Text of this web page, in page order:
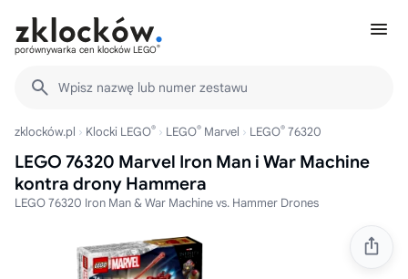
porównywarka cen klocków LEGO®
Wpisz nazwę lub numer zestawu
zklocków.pl Klocki LEGO® LEGO® Marvel LEGO® 76320
LEGO 76320 Marvel Iron Man i War Machine
kontra drony Hammera
LEGO 76320 Iron Man & War Machine vs. Hammer Drones